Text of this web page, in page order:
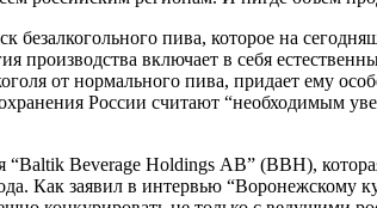
безалкогольного пива, которое на
производства включает в себя
от нормального пива, придает ему
России считают “необходимым
“Baltik Beverage Holdings АВ” (ВВН),
Как заявил в интервью “Воронежскому